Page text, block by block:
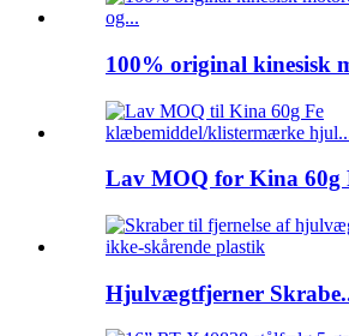
100% original kinesisk
Lav MOQ for Kina 60g
Hjulvægtfjerner